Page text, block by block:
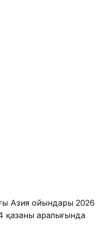
Азия ойындары 2026
қазаны аралығында